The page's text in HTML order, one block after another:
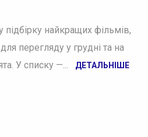
підбірку найкращих фільмів,
перегляду у грудні та на
У списку —...
ДЕТАЛЬНІШЕ